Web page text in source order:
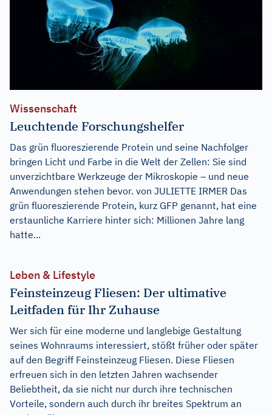
Wissenschaft
Leuchtende Forschungshelfer
Das grün fluoreszierende Protein und seine Nachfolger
bringen Licht und Farbe in die Welt der Zellen: Sie sind
unverzichtbare Werkzeuge der Mikroskopie – und neue
Anwendungen stehen bevor. von JULIETTE IRMER Das
grün fluoreszierende Protein, kurz GFP genannt, hat eine
erstaunliche Karriere hinter sich: Millionen Jahre lang
hatte...
Leben & Lifestyle
Feinsteinzeug Fliesen: Der ultimative
Leitfaden für Ihr Zuhause
Wer sich für eine moderne und langlebige Gestaltung
seines Wohnraums interessiert, stößt früher oder später
auf den Begriff Feinsteinzeug Fliesen. Diese Fliesen
erfreuen sich in den letzten Jahren wachsender
Beliebtheit, da sie nicht nur durch ihre technischen
Vorteile, sondern auch durch ihr breites Spektrum an